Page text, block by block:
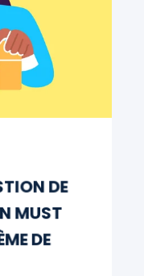
DE
MUST
DE